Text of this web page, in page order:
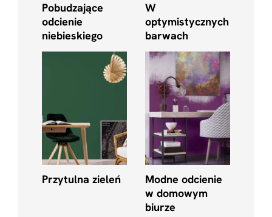
Pobudzające
odcienie
niebieskiego
W
optymistycznych
barwach
Przytulna zieleń
Modne odcienie
w domowym
biurze